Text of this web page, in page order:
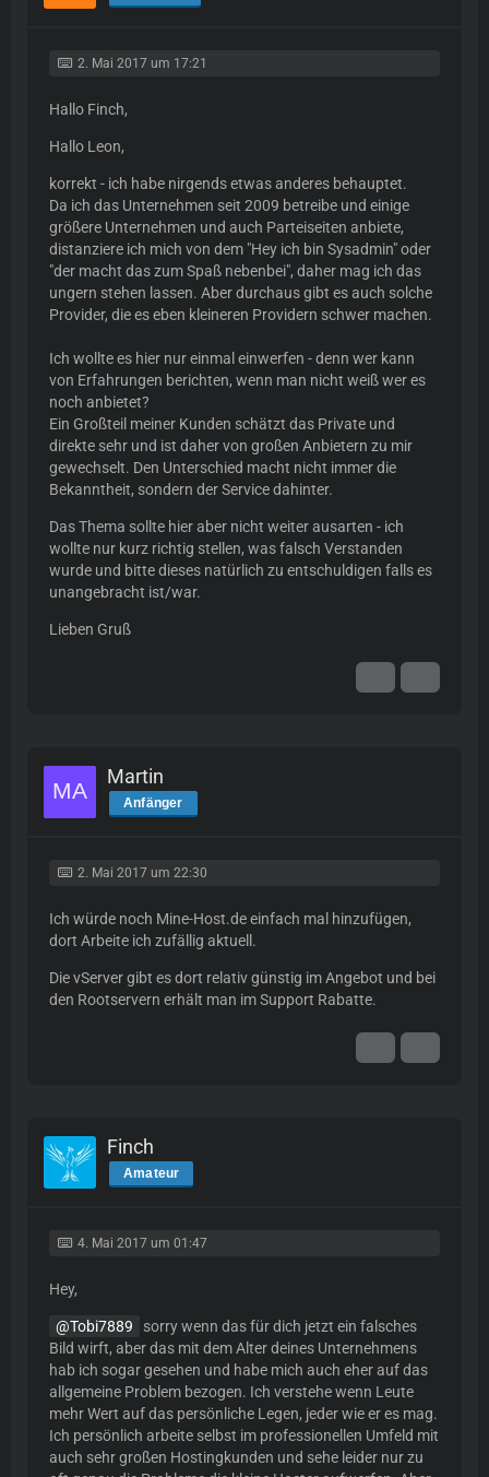
2. Mai 2017 um 17:21
Hallo Finch,
Hallo Leon,
korrekt - ich habe nirgends etwas anderes behauptet.
Da ich das Unternehmen seit 2009 betreibe und einige
größere Unternehmen und auch Parteiseiten anbiete,
distanziere ich mich von dem "Hey ich bin Sysadmin" oder
"der macht das zum Spaß nebenbei", daher mag ich das
ungern stehen lassen. Aber durchaus gibt es auch solche
Provider, die es eben kleineren Providern schwer machen.
Ich wollte es hier nur einmal einwerfen - denn wer kann
von Erfahrungen berichten, wenn man nicht weiß wer es
noch anbietet?
Ein Großteil meiner Kunden schätzt das Private und
direkte sehr und ist daher von großen Anbietern zu mir
gewechselt. Den Unterschied macht nicht immer die
Bekanntheit, sondern der Service dahinter.
Das Thema sollte hier aber nicht weiter ausarten - ich
wollte nur kurz richtig stellen, was falsch Verstanden
wurde und bitte dieses natürlich zu entschuldigen falls es
unangebracht ist/war.
Lieben Gruß
Martin
Anfänger
2. Mai 2017 um 22:30
Ich würde noch Mine-Host.de einfach mal hinzufügen,
dort Arbeite ich zufällig aktuell.
Die vServer gibt es dort relativ günstig im Angebot und bei
den Rootservern erhält man im Support Rabatte.
Finch
Amateur
4. Mai 2017 um 01:47
Hey,
Tobi7889
sorry wenn das für dich jetzt ein falsches
Bild wirft, aber das mit dem Alter deines Unternehmens
hab ich sogar gesehen und habe mich auch eher auf das
allgemeine Problem bezogen. Ich verstehe wenn Leute
mehr Wert auf das persönliche Legen, jeder wie er es mag.
Ich persönlich arbeite selbst im professionellen Umfeld mit
auch sehr großen Hostingkunden und sehe leider nur zu